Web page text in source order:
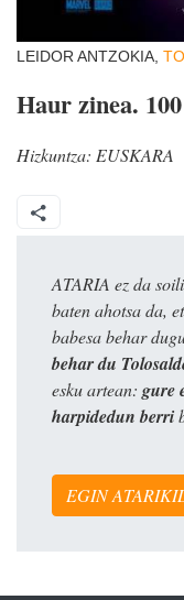
LEIDOR ANTZOKIA,
Haur zinea.
Hizkuntza: EUSKARA
ATARIA ez da
baten ahotsa da,
babesa behar
behar du
esku artean: gure
harpidedun berri
EGIN